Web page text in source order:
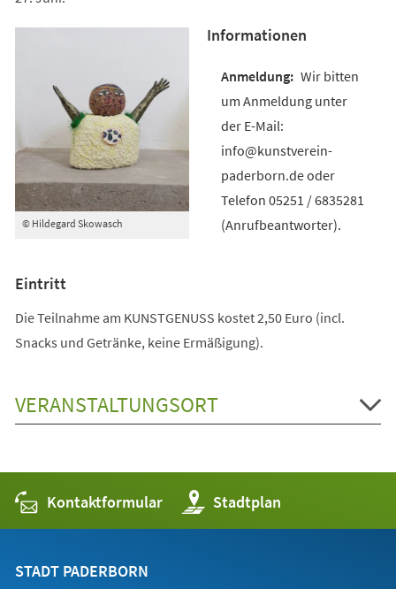
© Hildegard Skowasch
Informationen
Wir bitten
um Anmeldung unter
der E-Mail:
info@kunstverein-
paderborn.de oder
Telefon 05251 / 6835281
(Anrufbeantworter).
Eintritt
Die Teilnahme am KUNSTGENUSS kostet 2,50 Euro (incl.
Snacks und Getränke, keine Ermäßigung).
VERANSTALTUNGSORT
Kontaktformular Stadtplan
(Öffnet
in
einem
STADT PADERBORN